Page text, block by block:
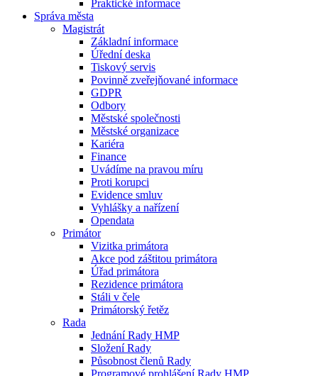
Praktické informace
Správa města
Magistrát
Základní informace
Úřední deska
Tiskový servis
Povinně zveřejňované informace
GDPR
Odbory
Městské společnosti
Městské organizace
Kariéra
Finance
Uvádíme na pravou míru
Proti korupci
Evidence smluv
Vyhlášky a nařízení
Opendata
Primátor
Vizitka primátora
Akce pod záštitou primátora
Úřad primátora
Rezidence primátora
Stáli v čele
Primátorský řetěz
Rada
Jednání Rady HMP
Složení Rady
Působnost členů Rady
Programové prohlášení Rady HMP